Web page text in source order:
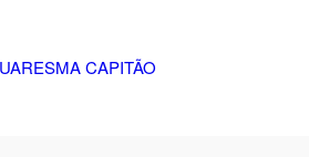
CAPITÃO